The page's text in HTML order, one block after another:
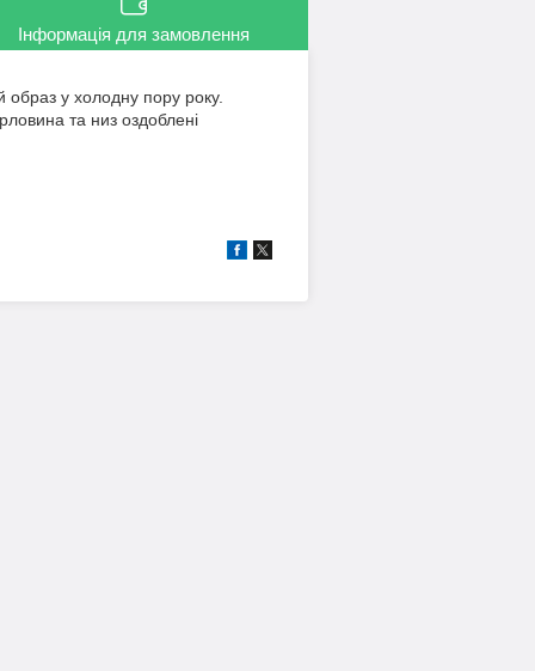
Інформація для замовлення
образ у холодну пору року.
та низ оздоблені